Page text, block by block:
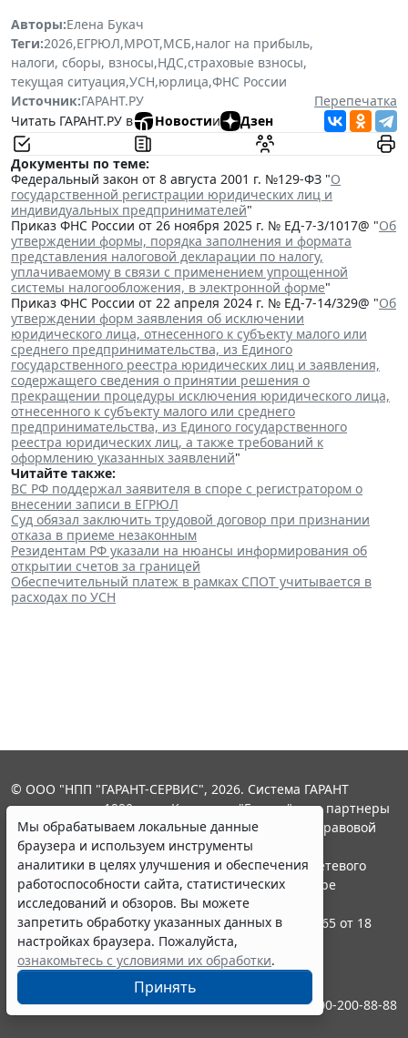
Авторы:Елена Букач
Теги:2026,ЕГРЮЛ,МРОТ,МСБ,налог на прибыль,
налоги, сборы, взносы,НДС,страховые взносы,
текущая ситуация,УСН,юрлица,ФНС России
Источник:ГАРАНТ.РУ
Перепечатка
Читать ГАРАНТ.РУ в
Новостии Дзен
Документы по теме:
Федеральный закон от 8 августа 2001 г. №129-ФЗ "О
государственной регистрации юридических лиц и
индивидуальных предпринимателей"
Приказ ФНС России от 26 ноября 2025 г. № ЕД-7-3/1017@ "Об
утверждении формы, порядка заполнения и формата
представления налоговой декларации по налогу,
уплачиваемому в связи с применением упрощенной
системы налогообложения, в электронной форме"
Приказ ФНС России от 22 апреля 2024 г. № ЕД-7-14/329@ "Об
утверждении форм заявления об исключении
юридического лица, отнесенного к субъекту малого или
среднего предпринимательства, из Единого
государственного реестра юридических лиц и заявления,
содержащего сведения о принятии решения о
прекращении процедуры исключения юридического лица,
отнесенного к субъекту малого или среднего
предпринимательства, из Единого государственного
реестра юридических лиц, а также требований к
оформлению указанных заявлений"
Читайте также:
ВС РФ поддержал заявителя в споре с регистратором о
внесении записи в ЕГРЮЛ
Суд обязал заключить трудовой договор при признании
отказа в приеме незаконным
Резидентам РФ указали на нюансы информирования об
открытии счетов за границей
Обеспечительный платеж в рамках СПОТ учитывается в
расходах по УСН
Мы обрабатываем локальные данные
браузера и используем инструменты
аналитики в целях улучшения и обеспечения
работоспособности сайта, статистических
исследований и обзоров. Вы можете
запретить обработку указанных данных в
настройках браузера. Пожалуйста,
ознакомьтесь с условиями их обработки.
Принять
© ООО "НПП "ГАРАНТ-СЕРВИС", 2026. Система ГАРАНТ
выпускается с 1990 года. Компания "Гарант" и ее партнеры
являются участниками Российской ассоциации правовой
информации ГАРАНТ.
Портал ГАРАНТ.РУ зарегистрирован в качестве сетевого
издания Федеральной службой по надзору в сфере
связи,информационных технологий и массовых
коммуникаций (Роскомнадзором), Эл № ФС77-58365 от 18
июня 2014 года.
16+
Контакты 8-800-200-88-88